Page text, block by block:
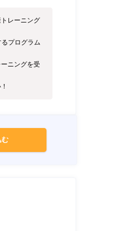
レーニング
プログラム
ニングを受
む